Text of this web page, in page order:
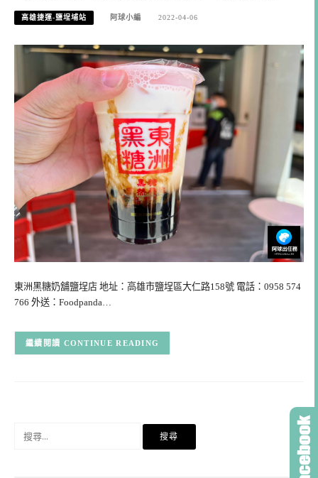
高雄捷運-鹽埕埔站 阿球小編 2022-04-06
東洲黑糖奶舖鹽埕店 地址：高雄市鹽埕區大仁路158號 電話：0958 574
766 外送：Foodpanda…
CONTINUE READING